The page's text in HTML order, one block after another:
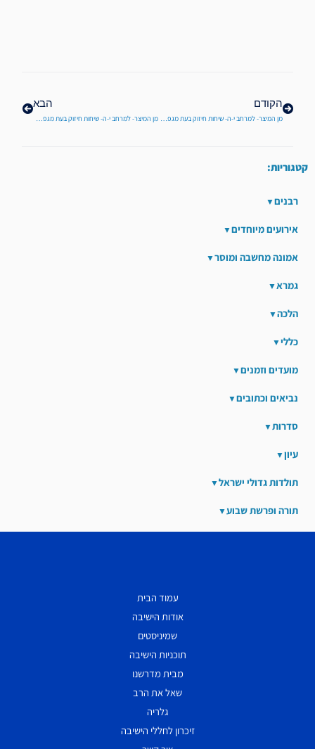
הקודם
מן המיצר- למרחב י-ה- שיחות חיזוק בעת מגפת הקורונה
הבא
מן המיצר- למרחב י-ה- שיחות חיזוק בעת מגפת הקורונה
קטגוריות:
רבנים
אירועים מיוחדים
אמונה מחשבה ומוסר
גמרא
הלכה
כללי
מועדים וזמנים
נביאים וכתובים
סדרות
עיון
תולדות גדולי ישראל
תורה ופרשת שבוע
עמוד הבית
אודות הישיבה
שמיניסטים
תוכניות הישיבה
מבית מדרשנו
שאל את הרב
גלריה
זיכרון לחללי הישיבה